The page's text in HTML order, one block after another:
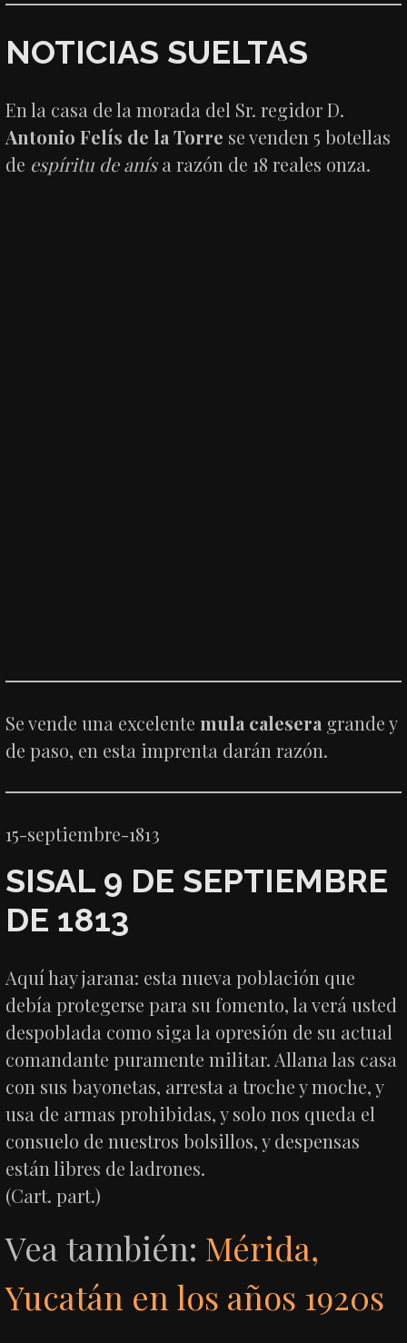
NOTICIAS SUELTAS
En la casa de la morada del Sr. regidor D.
Antonio Felís de la Torre se venden 5 botellas
de espíritu de anísa razón de 18 reales onza.
Se vende una excelente mula calesera grande y
de paso, en esta imprenta darán razón.
15-septiembre-1813
SISAL 9 DE SEPTIEMBRE
DE 1813
Aquí hay jarana: esta nueva población que
debía protegerse para su fomento, la verá usted
despoblada como siga la opresión de su actual
comandante puramente militar. Allana las casa
con sus bayonetas, arresta a troche y moche, y
usa de armas prohibidas, y solo nos queda el
consuelo de nuestros bolsillos, y despensas
están libres de ladrones.
(Cart. part.)
Vea también: Mérida,
Yucatán en los años 1920s